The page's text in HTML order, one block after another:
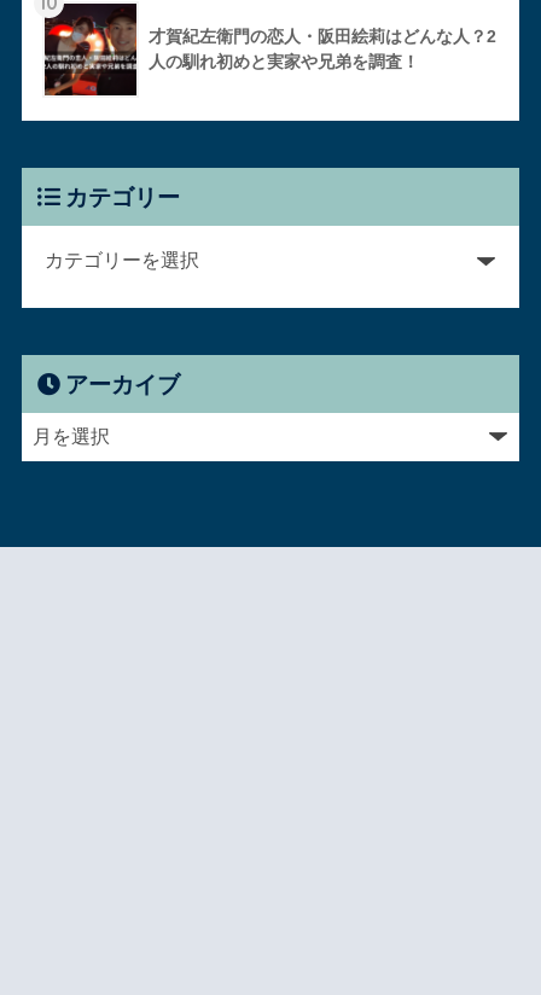
才賀紀左衛門の恋人・阪田絵莉はどんな人？2
人の馴れ初めと実家や兄弟を調査！
カテゴリー
アーカイブ